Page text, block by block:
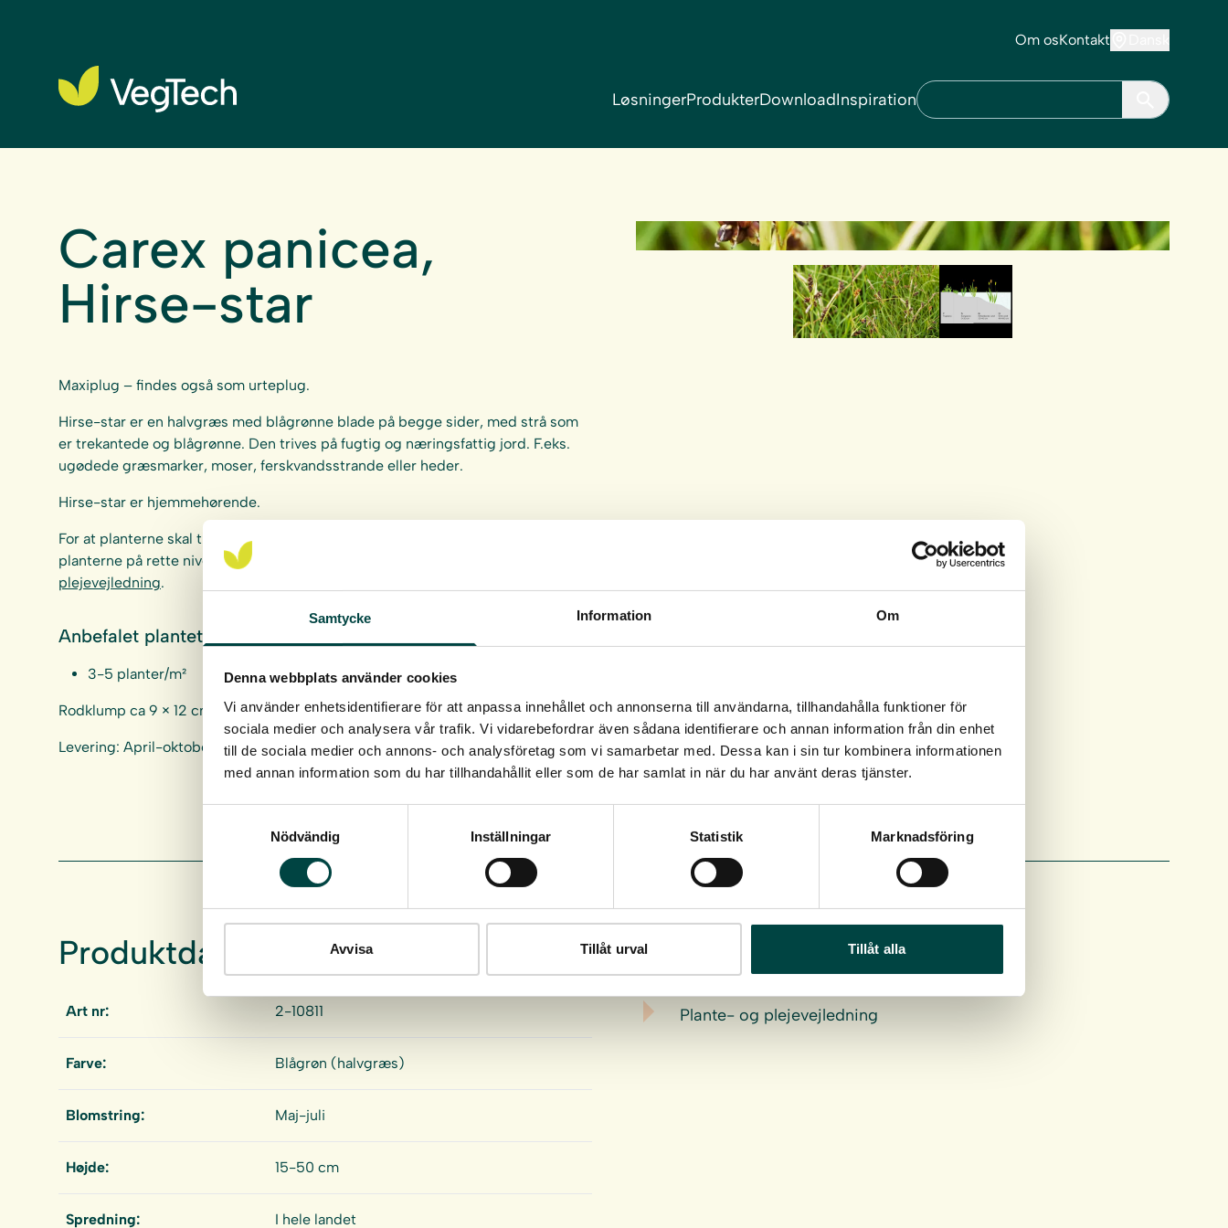
Samtycke Information Om
Denna webbplats använder cookies
Vi använder enhetsidentifierare för att anpassa innehållet och annonserna till användarna, tillhandahålla funktioner för
sociala medier och analysera vår trafik. Vi vidarebefordrar även sådana identifierare och annan information från din enhet
till de sociala medier och annons- och analysföretag som vi samarbetar med. Dessa kan i sin tur kombinera informationen
med annan information som du har tillhandahållit eller som de har samlat in när du har använt deras tjänster.
Nödvändig
Inställningar Statistik Marknadsföring
Avvisa Tillåt urval Tillåt alla
Om osKontakt
LøsningerProdukterDownloadInspiration
Carex panicea,
Hirse-star
Maxiplug – findes også som urteplug.
Hirse-star er en halvgræs med blågrønne blade på begge sider, med strå som
er trekantede og blågrønne. Den trives på fugtig og næringsfattig jord. F.eks.
ugødede græsmarker, moser, ferskvandsstrande eller heder.
Hirse-star er hjemmehørende.
For at planterne skal trives og udvikles på bedste vis er det vigtigt at plante
planterne på rette niveau i forhold til middelvandstanden. Se
plejevejledning.
Anbefalet plantetæthed:
3-5 planter/m²
Rodklump ca 9 × 12 cm, Rodvolum ca 1 liter.
Levering: April-oktober
Produktdata
Art nr: 2-10811
Farve: Blågrøn (halvgræs)
Blomstring: Maj-juli
Højde: 15-50 cm
Spredning: I hele landet
Download
Plante- og plejevejledning